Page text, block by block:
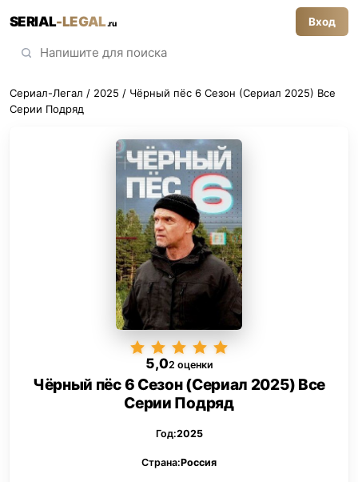
SERIAL-LEGAL.ru Вход
Сериал-Легал / 2025 / Чёрный пёс 6 Сезон (Сериал 2025) Все
Серии Подряд
5,02 оценки
Чёрный пёс 6 Сезон (Сериал 2025) Все
Серии Подряд
Год:2025
Страна:Россия